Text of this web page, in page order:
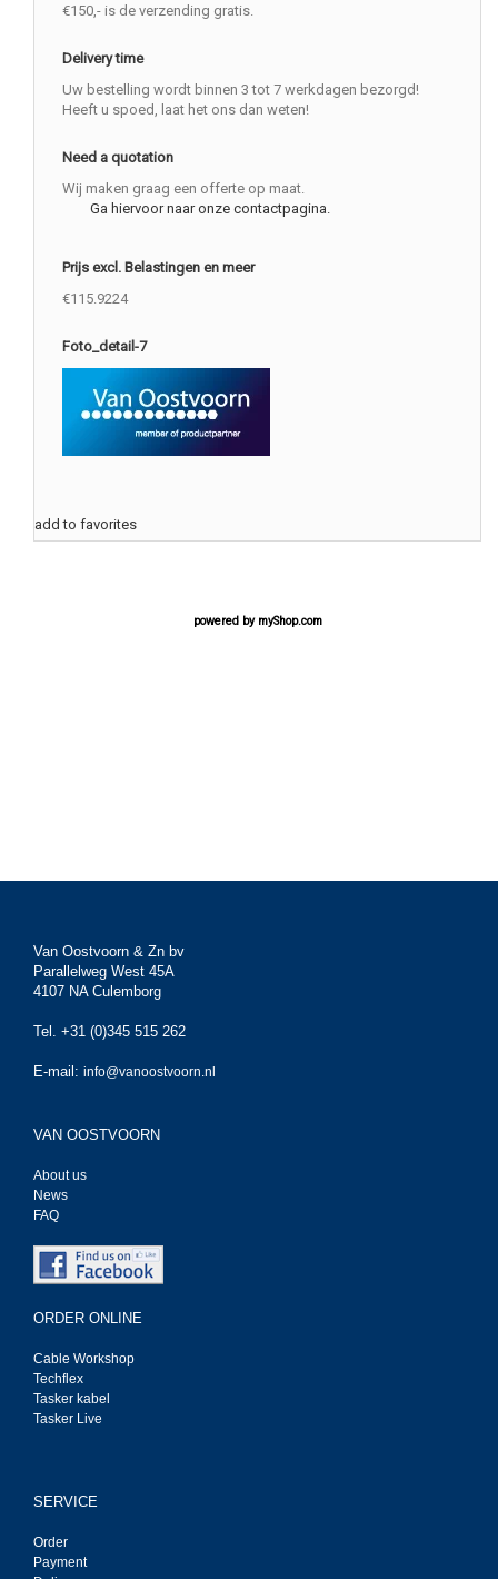
€150,- is de verzending gratis.
Delivery time
Uw bestelling wordt binnen 3 tot 7 werkdagen bezorgd!
Heeft u spoed, laat het ons dan weten!
Need a quotation
Wij maken graag een offerte op maat.
Ga hiervoor naar onze contactpagina.
Prijs excl. Belastingen en meer
€115.9224
Foto_detail-7
add to favorites
powered by myShop.com
Van Oostvoorn & Zn bv
Parallelweg West 45A
4107 NA Culemborg
Tel. +31 (0)345 515 262
E-mail: info@vanoostvoorn.nl
VAN OOSTVOORN
About us
News
FAQ
ORDER ONLINE
Cable Workshop
Techflex
Tasker kabel
Tasker Live
SERVICE
Order
Payment